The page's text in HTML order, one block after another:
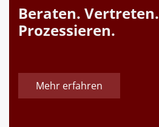
Beraten. Vertreten.
Prozessieren.
Mehr erfahren